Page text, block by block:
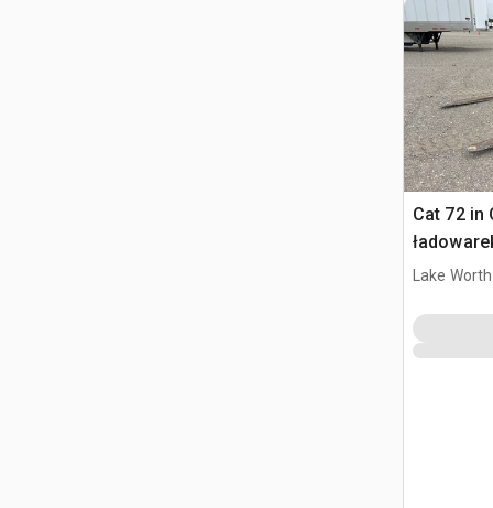
Cat 72 in
Lake